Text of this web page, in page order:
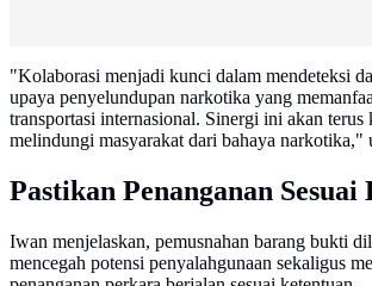
"Kolaborasi menjadi kunci dalam mendeteksi
upaya penyelundupan narkotika yang
transportasi internasional. Sinergi ini akan
melindungi masyarakat dari bahaya narkotika,"
Pastikan Penanganan Sesuai
Iwan menjelaskan, pemusnahan barang bukti
mencegah potensi penyalahgunaan sekaligus